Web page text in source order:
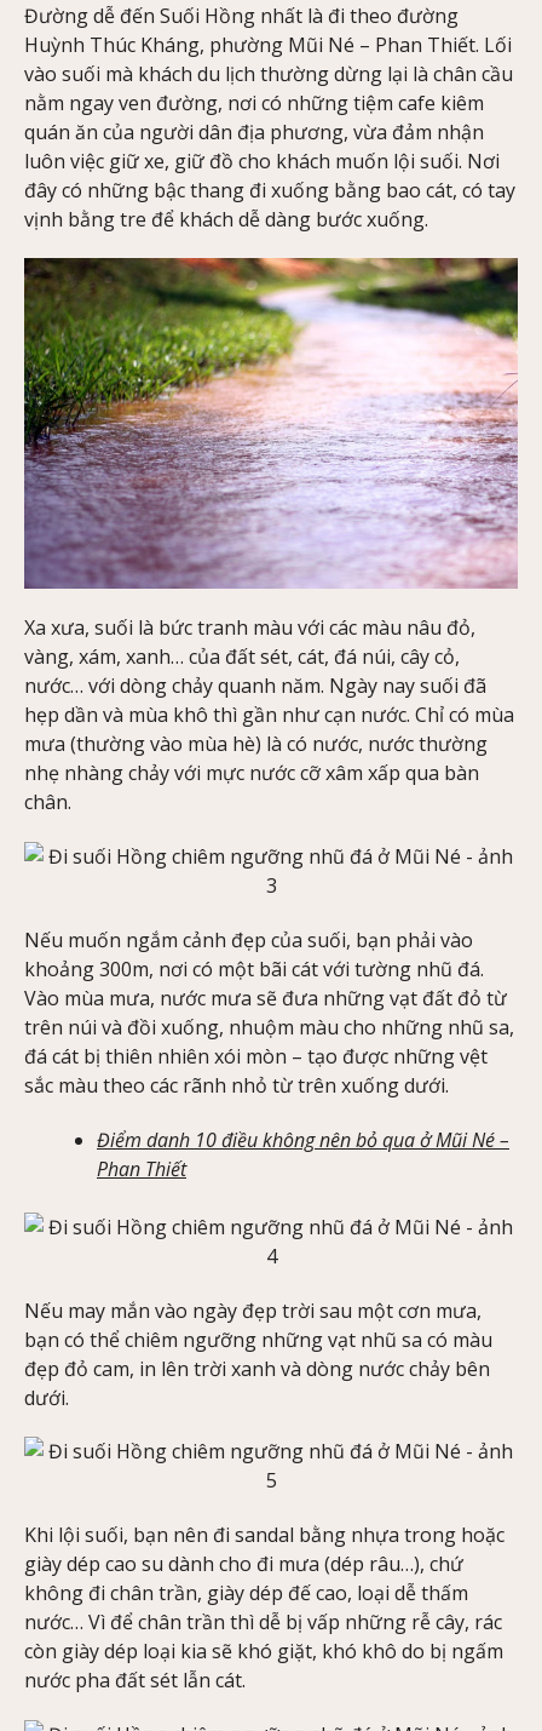
Đường dễ đến Suối Hồng nhất là đi theo đường
Huỳnh Thúc Kháng, phường Mũi Né – Phan Thiết. Lối
vào suối mà khách du lịch thường dừng lại là chân cầu
nằm ngay ven đường, nơi có những tiệm cafe kiêm
quán ăn của người dân địa phương, vừa đảm nhận
luôn việc giữ xe, giữ đồ cho khách muốn lội suối. Nơi
đây có những bậc thang đi xuống bằng bao cát, có tay
vịnh bằng tre để khách dễ dàng bước xuống.
Xa xưa, suối là bức tranh màu với các màu nâu đỏ,
vàng, xám, xanh… của đất sét, cát, đá núi, cây cỏ,
nước… với dòng chảy quanh năm. Ngày nay suối đã
hẹp dần và mùa khô thì gần như cạn nước. Chỉ có mùa
mưa (thường vào mùa hè) là có nước, nước thường
nhẹ nhàng chảy với mực nước cỡ xâm xấp qua bàn
chân.
Nếu muốn ngắm cảnh đẹp của suối, bạn phải vào
khoảng 300m, nơi có một bãi cát với tường nhũ đá.
Vào mùa mưa, nước mưa sẽ đưa những vạt đất đỏ từ
trên núi và đồi xuống, nhuộm màu cho những nhũ sa,
đá cát bị thiên nhiên xói mòn – tạo được những vệt
sắc màu theo các rãnh nhỏ từ trên xuống dưới.
Điểm danh 10 điều không nên bỏ qua ở Mũi Né –
Phan Thiết
Nếu may mắn vào ngày đẹp trời sau một cơn mưa,
bạn có thể chiêm ngưỡng những vạt nhũ sa có màu
đẹp đỏ cam, in lên trời xanh và dòng nước chảy bên
dưới.
Khi lội suối, bạn nên đi sandal bằng nhựa trong hoặc
giày dép cao su dành cho đi mưa (dép râu…), chứ
không đi chân trần, giày dép đế cao, loại dễ thấm
nước… Vì để chân trần thì dễ bị vấp những rễ cây, rác
còn giày dép loại kia sẽ khó giặt, khó khô do bị ngấm
nước pha đất sét lẫn cát.